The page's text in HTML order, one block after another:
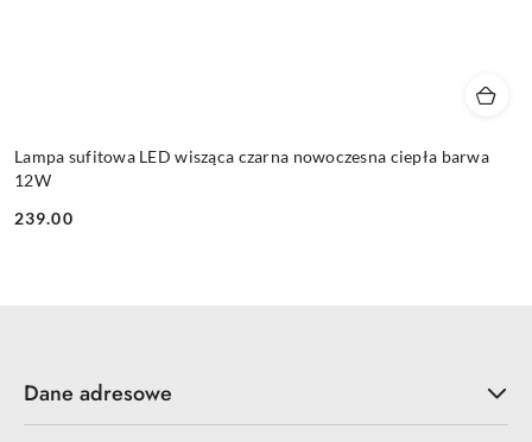
Lampa sufitowa LED wisząca czarna nowoczesna ciepła barwa
12W
Cena:
239.00
Dane adresowe